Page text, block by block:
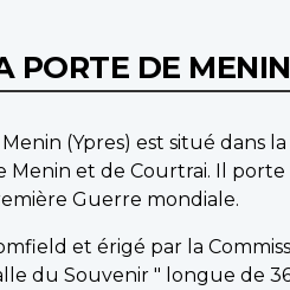
PORTE DE
(Ypres) est situé dans
et de Courtrai. Il porte
Guerre mondiale.
et érigé par la
du Souvenir " longue de